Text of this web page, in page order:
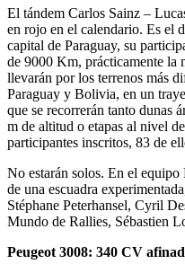
El tándem Carlos Sainz –
en rojo en el calendario. Es el
capital de Paraguay, su
de 9000 Km, prácticamente la
llevarán por los terrenos más
Paraguay y Bolivia, en un
que se recorrerán tanto dunas
m de altitud o etapas al nivel
participantes inscritos, 83 de
No estarán solos. En el
de una escuadra
Stéphane Peterhansel, Cyril
Mundo de Rallies, Sébastien
Peugeot 3008: 340 CV